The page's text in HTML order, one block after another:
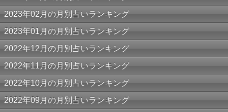
2023年02月の月別占いランキング
2023年01月の月別占いランキング
2022年12月の月別占いランキング
2022年11月の月別占いランキング
2022年10月の月別占いランキング
2022年09月の月別占いランキング